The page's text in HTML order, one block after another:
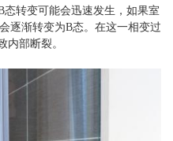
转变可能会迅速发生，如果室
逐渐转变为B态。在这一相变过
内部断裂。